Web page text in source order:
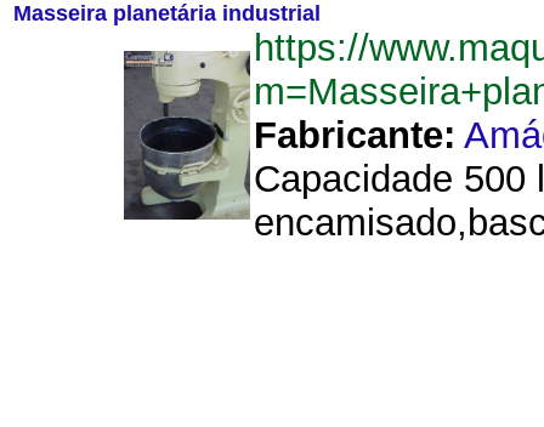
Masseira planetária industrial
https://
Fabricante:
Capacidade 500